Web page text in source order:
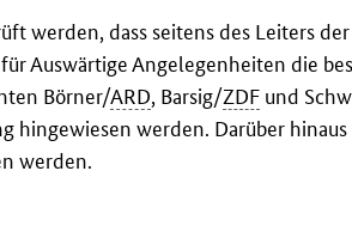
werden, dass seitens des Leiters
Auswärtige Angelegenheiten die
Börner/ARD, Barsig/ZDF und
hingewiesen werden. Darüber
werden.